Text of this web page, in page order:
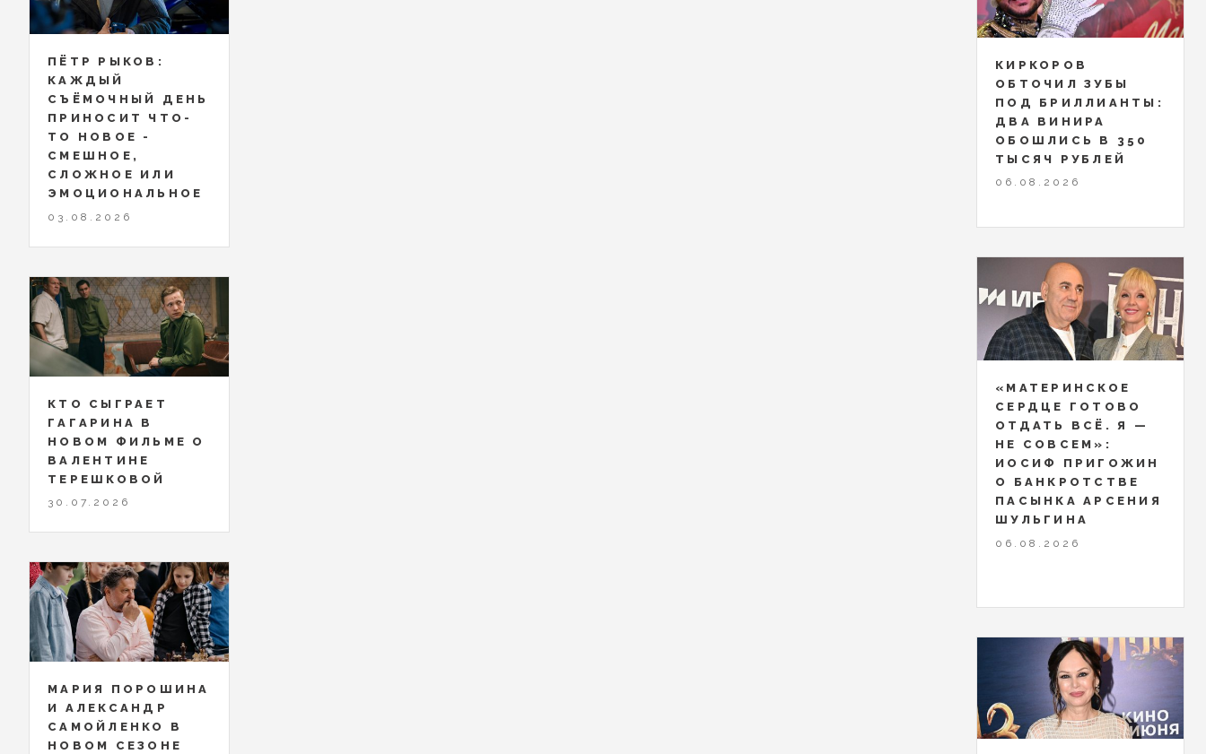
ПЁТР РЫКОВ:
КАЖДЫЙ
СЪЁМОЧНЫЙ ДЕНЬ
ПРИНОСИТ ЧТО-
ТО НОВОЕ -
СМЕШНОЕ,
СЛОЖНОЕ ИЛИ
ЭМОЦИОНАЛЬНОЕ
03.08.2026
КТО СЫГРАЕТ
ГАГАРИНА В
НОВОМ ФИЛЬМЕ О
ВАЛЕНТИНЕ
ТЕРЕШКОВОЙ
30.07.2026
МАРИЯ ПОРОШИНА
И АЛЕКСАНДР
САМОЙЛЕНКО В
НОВОМ СЕЗОНЕ
КИРКОРОВ
ОБТОЧИЛ ЗУБЫ
ПОД БРИЛЛИАНТЫ:
ДВА ВИНИРА
ОБОШЛИСЬ В 350
ТЫСЯЧ РУБЛЕЙ
06.08.2026
«МАТЕРИНСКОЕ
СЕРДЦЕ ГОТОВО
ОТДАТЬ ВСЁ. Я —
НЕ СОВСЕМ»:
ИОСИФ ПРИГОЖИН
О БАНКРОТСТВЕ
ПАСЫНКА АРСЕНИЯ
ШУЛЬГИНА
06.08.2026